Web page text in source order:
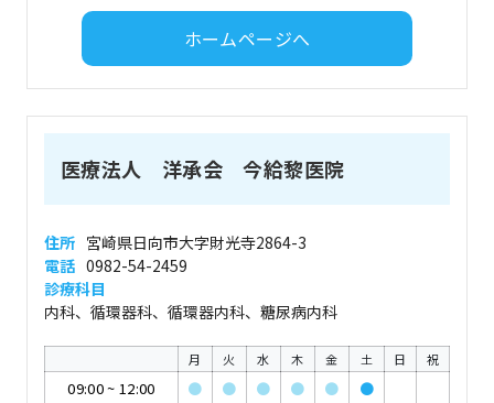
ホームページへ
医療法人 洋承会 今給黎医院
住所 宮崎県日向市大字財光寺2864-3
電話 0982-54-2459
診療科目
内科、循環器科、循環器内科、糖尿病内科
月 火 水 木 金 土 日 祝
09:00~ 12:00 ● ● ● ● ●
●